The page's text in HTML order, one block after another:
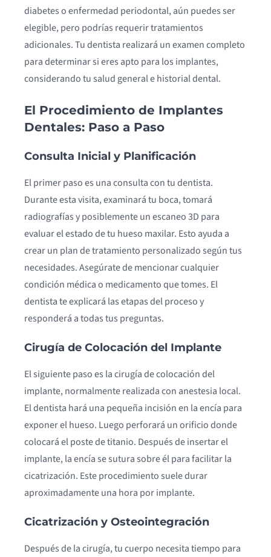
diabetes o enfermedad periodontal, aún puedes ser
elegible, pero podrías requerir tratamientos
adicionales. Tu dentista realizará un examen completo
para determinar si eres apto para los implantes,
considerando tu salud general e historial dental.
El Procedimiento de Implantes
Dentales: Paso a Paso
Consulta Inicial y Planificación
El primer paso es una consulta con tu dentista.
Durante esta visita, examinará tu boca, tomará
radiografías y posiblemente un escaneo 3D para
evaluar el estado de tu hueso maxilar. Esto ayuda a
crear un plan de tratamiento personalizado según tus
necesidades. Asegúrate de mencionar cualquier
condición médica o medicamento que tomes. El
dentista te explicará las etapas del proceso y
responderá a todas tus preguntas.
Cirugía de Colocación del Implante
El siguiente paso es la cirugía de colocación del
implante, normalmente realizada con anestesia local.
El dentista hará una pequeña incisión en la encía para
exponer el hueso. Luego perforará un orificio donde
colocará el poste de titanio. Después de insertar el
implante, la encía se sutura sobre él para facilitar la
cicatrización. Este procedimiento suele durar
aproximadamente una hora por implante.
Cicatrización y Osteointegración
Después de la cirugía, tu cuerpo necesita tiempo para